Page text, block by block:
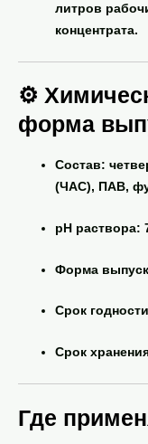
литров
концентрата.
⚙
форма
Состав:
(ЧАС), ПАВ,
pH раствора:
Форма
Срок
Срок
Где